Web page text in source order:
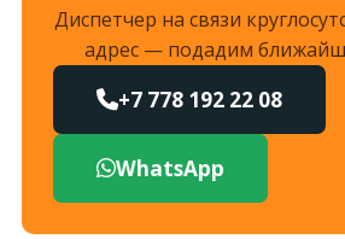
Диспетчер на связи
адрес — подадим
+7 778 192 22 08
WhatsApp